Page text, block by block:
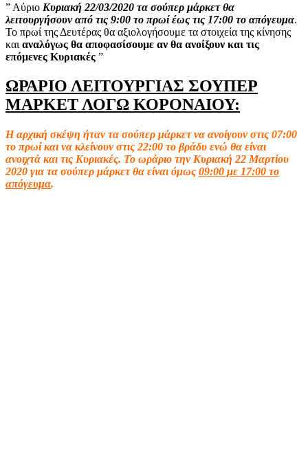
” Αύριο Κυριακή 22/03/2020 τα σούπερ μάρκετ θα
λειτουργήσουν από τις 9:00 το πρωί έως τις 17:00 το απόγευμα.
Το πρωί της Δευτέρας θα αξιολογήσουμε τα στοιχεία της κίνησης
και αναλόγως θα αποφασίσουμε αν θα ανοίξουν και τις
επόμενες Κυριακές ”
ΩΡΑΡΙΟ ΛΕΙΤΟΥΡΓΙΑΣ ΣΟΥΠΕΡ
ΜΑΡΚΕΤ ΛΟΓΩ ΚΟΡΟΝΑΙΟΥ:
Η αρχική σκέψη ήταν τα σούπερ μάρκετ να ανοίγουν στις 07:00
το πρωί και να κλείνουν στις 22:00 το βράδυ ενώ θα είναι
ανοιχτά και τις Κυριακές. Το ωράριο την Κυριακή 22 Μαρτίου
2020 για τα σούπερ μάρκετ θα είναι όμως 09:00 με 17:00 το
απόγευμα.